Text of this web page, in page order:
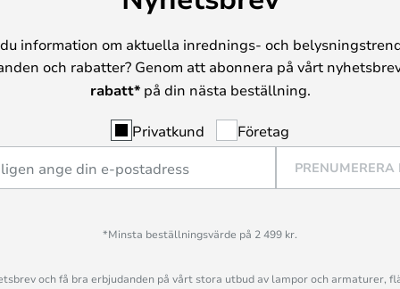
information om aktuella inrednings- och
och rabatter? Genom att abonnera på vårt
rabatt*på din nästa beställning.
Privatkund Företag
PRENUMERERA
*Minsta beställningsvärde på 2 499 kr.
och få bra erbjudanden på vårt stora utbud av lampor och armaturer,